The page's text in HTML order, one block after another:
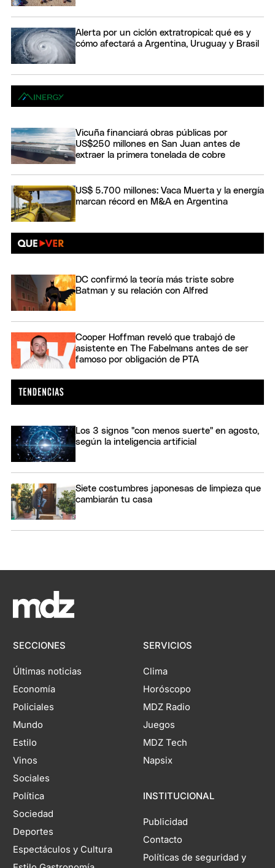
Alerta por un ciclón extratropical: qué es y
cómo afectará a Argentina, Uruguay y Brasil
Vicuña financiará obras públicas por
US$250 millones en San Juan antes de
extraer la primera tonelada de cobre
US$ 5.700 millones: Vaca Muerta y la energía
marcan récord en M&A en Argentina
DC confirmó la teoría más triste sobre
Batman y su relación con Alfred
Cooper Hoffman reveló que trabajó de
asistente en The Fabelmans antes de ser
famoso por obligación de PTA
Los 3 signos "con menos suerte" en agosto,
según la inteligencia artificial
Siete costumbres japonesas de limpieza que
cambiarán tu casa
SECCIONES
Últimas noticias
Economía
Policiales
Mundo
Estilo
Vinos
Sociales
Política
Sociedad
Deportes
Espectáculos y Cultura
SERVICIOS
Clima
Horóscopo
MDZ Radio
Juegos
MDZ Tech
Napsix
INSTITUCIONAL
Publicidad
Contacto
Políticas de seguridad y